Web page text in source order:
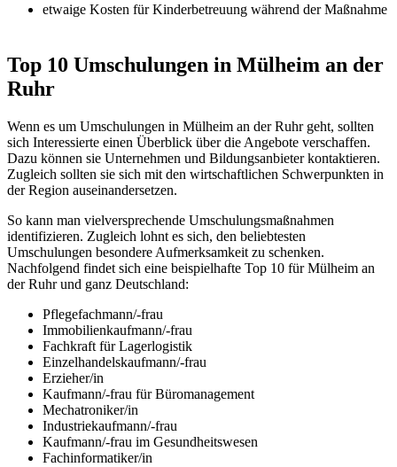
etwaige Kosten für Kinderbetreuung während der Maßnahme
Top 10 Umschulungen in Mülheim an der
Ruhr
Wenn es um Umschulungen in Mülheim an der Ruhr geht, sollten
sich Interessierte einen Überblick über die Angebote verschaffen.
Dazu können sie Unternehmen und Bildungsanbieter kontaktieren.
Zugleich sollten sie sich mit den wirtschaftlichen Schwerpunkten in
der Region auseinandersetzen.
So kann man vielversprechende Umschulungsmaßnahmen
identifizieren. Zugleich lohnt es sich, den beliebtesten
Umschulungen besondere Aufmerksamkeit zu schenken.
Nachfolgend findet sich eine beispielhafte Top 10 für Mülheim an
der Ruhr und ganz Deutschland:
Pflegefachmann/-frau
Immobilienkaufmann/-frau
Fachkraft für Lagerlogistik
Einzelhandelskaufmann/-frau
Erzieher/in
Kaufmann/-frau für Büromanagement
Mechatroniker/in
Industriekaufmann/-frau
Kaufmann/-frau im Gesundheitswesen
Fachinformatiker/in